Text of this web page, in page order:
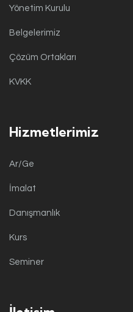
Yönetim Kurulu
Belgelerimiz
Çözüm Ortakları
KVKK
Hizmetlerimiz
Ar/Ge
İmalat
Danışmanlık
Kurs
Seminer